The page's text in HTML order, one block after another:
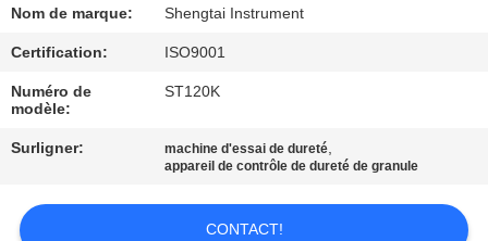
CONTACTEZ-
NOUS
CITATION
Nom de marque: Shengtai Instrument
Certification: ISO9001
Numéro de
modèle:
ST120K
Surligner: machine d'essai de dureté,
appareil de contrôle de dureté de granule
CONTACT!